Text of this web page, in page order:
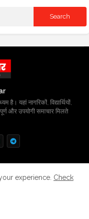
है। यहां नागरिकों, विद्यार्थियों,
और उपयोगी समाचार मिलते
Privacy Policy
experience. Check